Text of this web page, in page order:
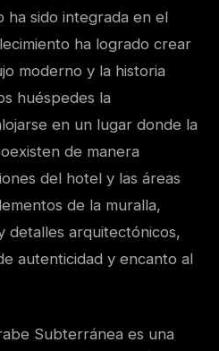
ha sido integrada en el
ha logrado crear
moderno y la historia
huéspedes la
en un lugar donde la
de manera
del hotel y las áreas
de la muralla,
detalles arquitectónicos,
autenticidad y encanto al
Subterránea es una